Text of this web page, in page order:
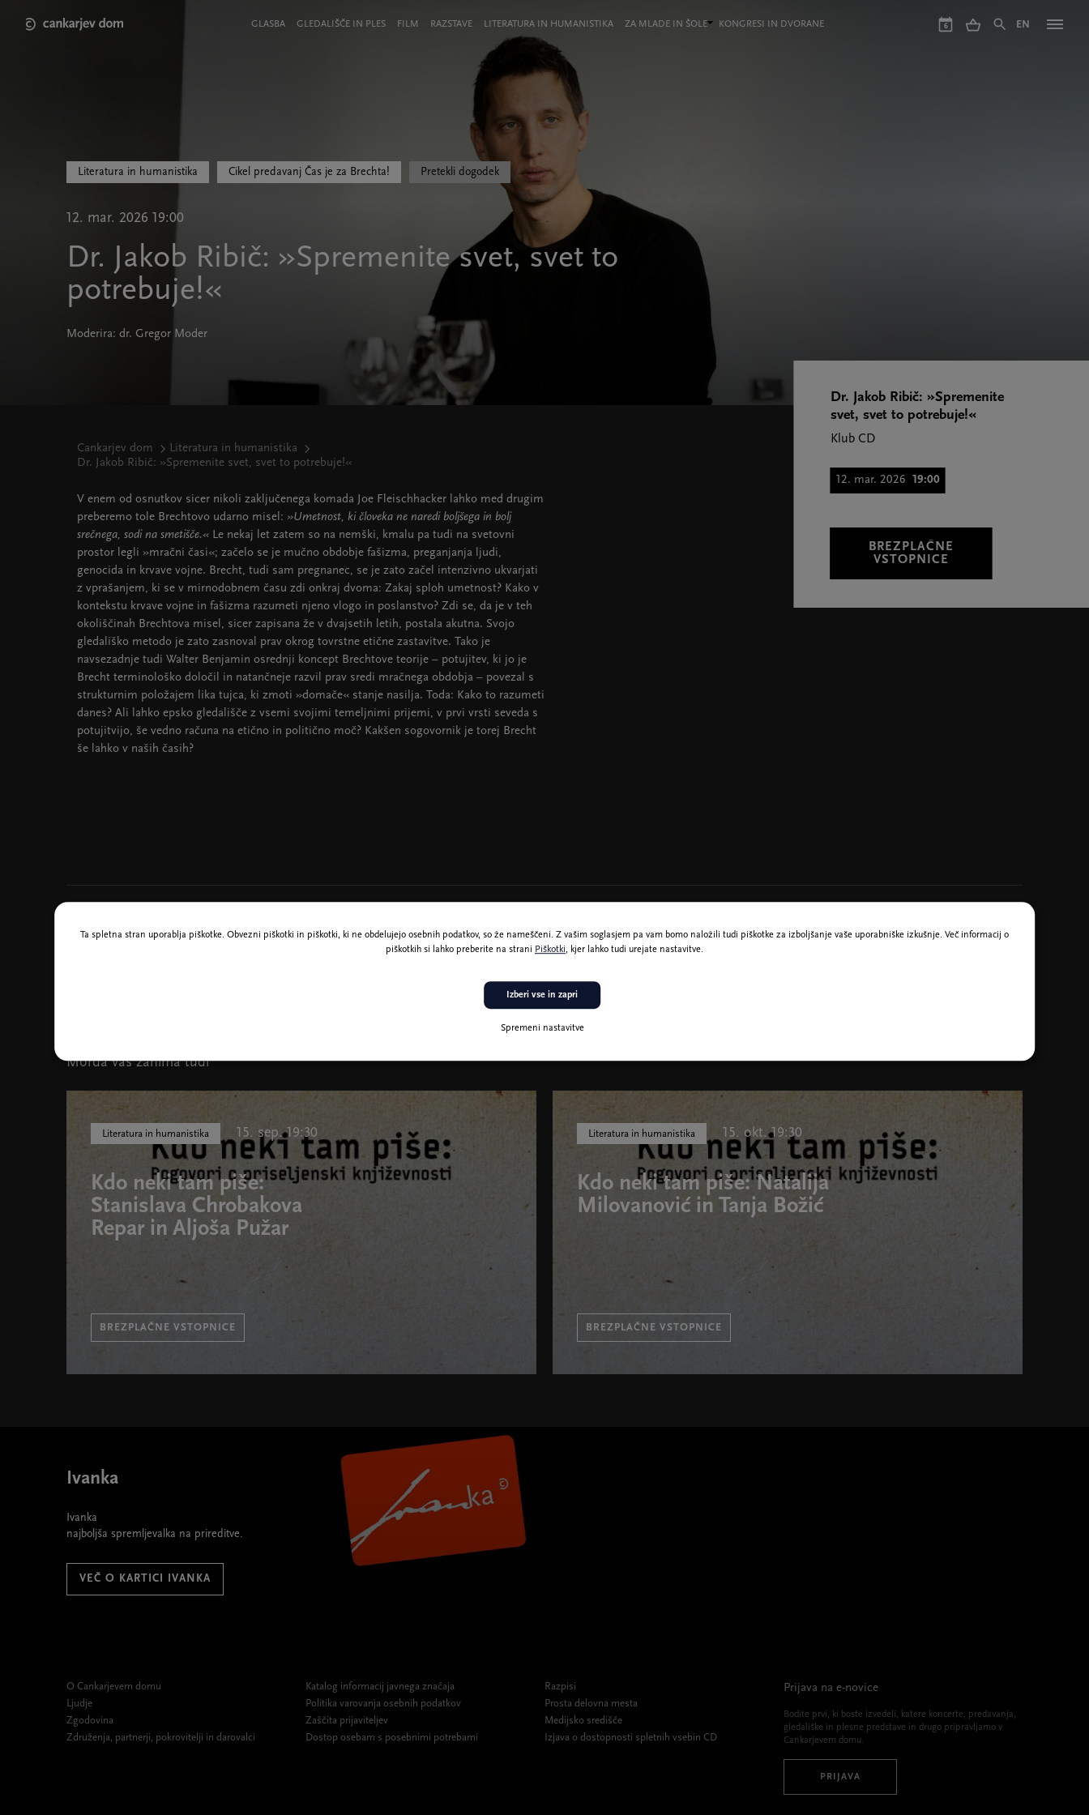
main
MeniGLASBA GLEDALIŠČE IN PLES FILM RAZSTAVE LITERATURA IN HUMANISTIKA ZA MLADE IN ŠOLE KONGRESI IN DVORANE 6 EN
Literatura in humanistika Cikel predavanj Čas je za Brechta! Pretekli dogodek
12. mar. 2026 19:00
Dr. Jakob Ribič: »Spremenite svet, svet to
potrebuje!«
Moderira: dr. Gregor Moder
Cankarjev dom
Literatura in humanistika
Dr. Jakob Ribič: »Spremenite svet, svet to potrebuje!«
V enem od osnutkov sicer nikoli zaključenega komada Joe Fleischhacker lahko med drugim
preberemo tole Brechtovo udarno misel: »Umetnost, ki človeka ne naredi boljšega in bolj
srečnega, sodi na smetišče.« Le nekaj let zatem so na nemški, kmalu pa tudi na svetovni
prostor legli »mračni časi«; začelo se je mučno obdobje fašizma, preganjanja ljudi,
genocida in krvave vojne. Brecht, tudi sam pregnanec, se je zato začel intenzivno ukvarjati
z vprašanjem, ki se v mirnodobnem času zdi onkraj dvoma: Zakaj sploh umetnost? Kako v
kontekstu krvave vojne in fašizma razumeti njeno vlogo in poslanstvo? Zdi se, da je v teh
okoliščinah Brechtova misel, sicer zapisana že v dvajsetih letih, postala akutna. Svojo
gledališko metodo je zato zasnoval prav okrog tovrstne etične zastavitve. Tako je
navsezadnje tudi Walter Benjamin osrednji koncept Brechtove teorije – potujitev, ki jo je
Brecht terminološko določil in natančneje razvil prav sredi mračnega obdobja – povezal s
strukturnim položajem lika tujca, ki zmoti »domače« stanje nasilja. Toda: Kako to razumeti
danes? Ali lahko epsko gledališče z vsemi svojimi temeljnimi prijemi, v prvi vrsti seveda s
potujitvijo, še vedno računa na etično in politično moč? Kakšen sogovornik je torej Brecht
še lahko v naših časih?
Dr. Jakob Ribič: »Spremenite
svet, svet to potrebuje!«
Klub CD
12. mar. 2026 19:00
BREZPLAČNE
VSTOPNICE
Morda vas zanima tudi
Literatura in humanistika 15. sep. 19:30
Kdo neki tam piše:
Stanislava Chrobakova
Repar in Aljoša Pužar
BREZPLAČNE VSTOPNICE
Literatura in humanistika 15. okt. 19:30
Kdo neki tam piše: Natalija
Milovanović in Tanja Božić
BREZPLAČNE VSTOPNICE
Ivanka
Ivanka
najboljša spremljevalka na prireditve.
VEČ O KARTICI IVANKA
O Cankarjevem domu
Ljudje
Zgodovina
Združenja, partnerji, pokrovitelji in darovalci
Katalog informacij javnega značaja
Politika varovanja osebnih podatkov
Zaščita prijaviteljev
Dostop osebam s posebnimi potrebami
Razpisi
Prosta delovna mesta
Medijsko središče
Izjava o dostopnosti spletnih vsebin CD
Prijava na e-novice
Bodite prvi, ki boste izvedeli, katere koncerte, predavanja,
gledališke in plesne predstave in drugo pripravljamo v
Cankarjevem domu.
PRIJAVA
Ta spletna stran uporablja piškotke. Obvezni piškotki in piškotki, ki ne obdelujejo osebnih podatkov, so že nameščeni. Z vašim soglasjem pa vam bomo naložili tudi piškotke za izboljšanje vaše uporabniške izkušnje. Več informacij o
piškotkih si lahko preberite na strani Piškotki, kjer lahko tudi urejate nastavitve.
Spremeni nastavitve
Izberi vse in zapri